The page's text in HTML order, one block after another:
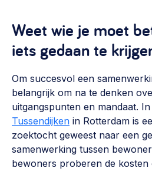
Sociaal ondernemen
Bewonersbedrijf starten,
Buurtbewoners verbinden
Community building en ABCD,
Zorgzame gemeenschappen
Betrokken buurten, contact
uitbreiden >
Wijkaanpak
030 231 7511
Weet wie je moet
iets gedaan te
Om succesvol een
belangrijk om na te denken
uitgangspunten en mandaat. In
Tussendijken in Rotterdam is
zoektocht geweest naar een
samenwerking tussen
bewoners proberen de kosten